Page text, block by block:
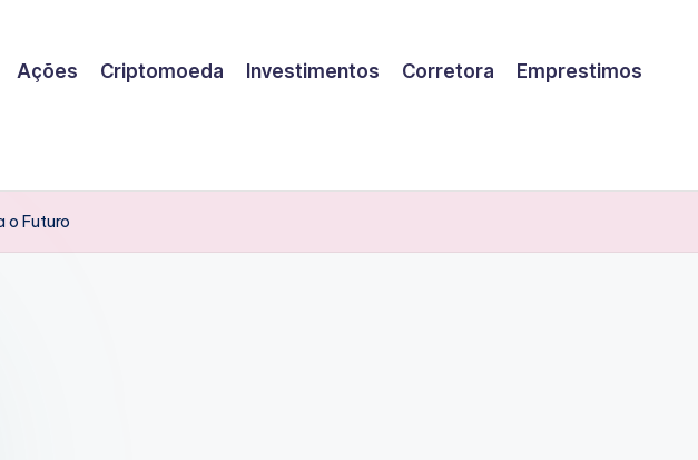
Ações Criptomoeda Investimentos Corretora Emprestimos
o Futuro